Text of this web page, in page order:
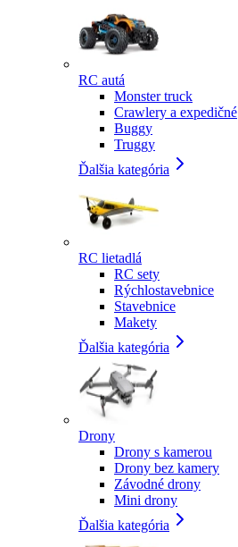
RC autá
Monster truck
Crawlery a expedičné
Buggy
Truggy
Ďalšia kategória
RC lietadlá
RC sety
Rýchlostavebnice
Stavebnice
Makety
Ďalšia kategória
Drony
Drony s kamerou
Drony bez kamery
Závodné drony
Mini drony
Ďalšia kategória